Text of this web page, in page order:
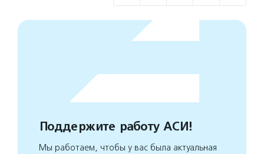
Поддержите работу АСИ!
Мы работаем, чтобы у вас была актуальная